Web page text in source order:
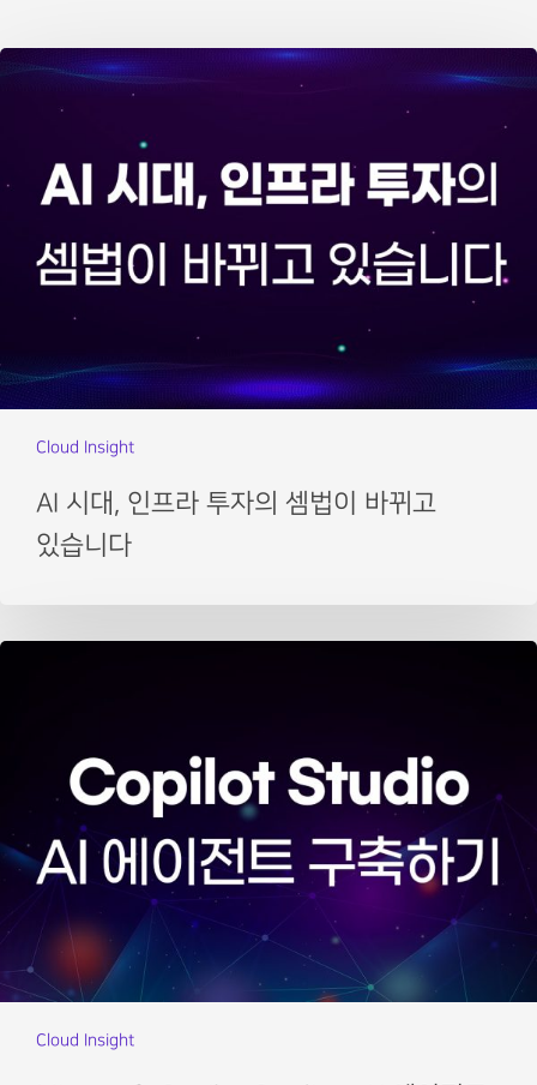
Cloud Insight
AI 시대, 인프라 투자의 셈법이 바뀌고
있습니다
Cloud Insight